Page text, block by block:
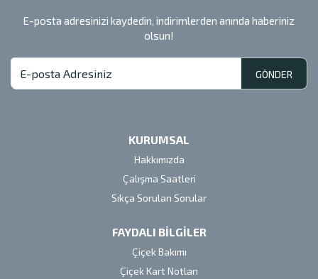
E-posta adresinizi kaydedin, indirimlerden anında haberiniz
olsun!
GÖNDER
KURUMSAL
Hakkımızda
Çalışma Saatleri
Sıkça Sorulan Sorular
FAYDALI BİLGİLER
Çiçek Bakımı
Çiçek Kart Notları